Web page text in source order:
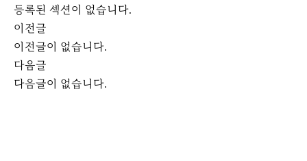
등록된 섹션이 없습니다.
이전글
이전글이 없습니다.
다음글
다음글이 없습니다.